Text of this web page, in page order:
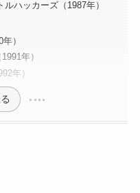
ハッカーズ（1987年）
）
年）
年）